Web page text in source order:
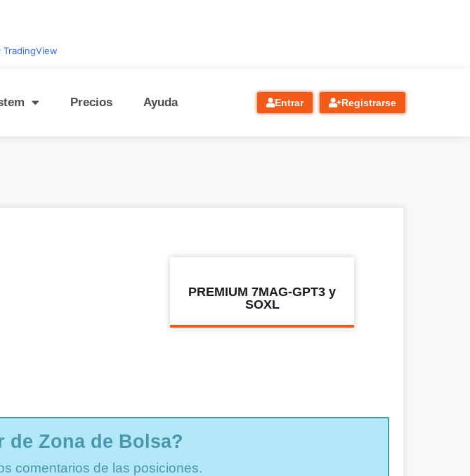
Precios Ayuda Entrar Registrarse
PREMIUM 7MAG-GPT3 y
SOXL
de Zona de Bolsa?
comentarios de las posiciones.